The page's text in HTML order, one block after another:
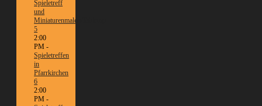
Spieletreff
und
Miniaturenmalen/Tabletop
5
2:00
PM -
Spieletreffen
in
Pfarrkirchen
6
2:00
PM -